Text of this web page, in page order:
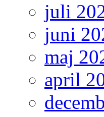
juli
juni
maj
april